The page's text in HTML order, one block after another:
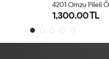
5026 Efil Takım
1,100.00 TL